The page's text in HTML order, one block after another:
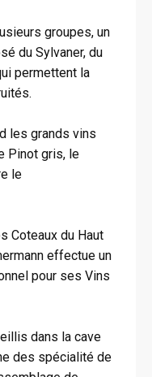
groupes, un
du Sylvaner, du
permettent la
les grands vins
Pinot gris, le
le
Coteaux du Haut
effectue un
pour ses Vins
dans la cave
des spécialité de